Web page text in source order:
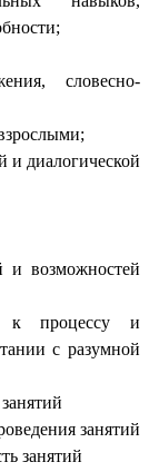
словесно-
и диалогической
и возможностей
к процессу и
с разумной
занятий
занятий